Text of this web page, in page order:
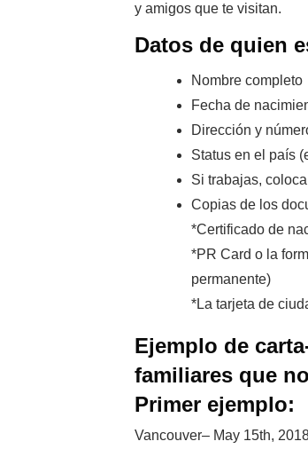
y amigos que te visitan.
Datos de quien
Nombre completo
Fecha de
Dirección y
Status en el país
Si trabajas,
Copias de los
*Certificado de
*PR Card o la
permanente)
*La tarjeta de
Ejemplo de
familiares que
Primer ejemplo:
Vancouver– May 15th,